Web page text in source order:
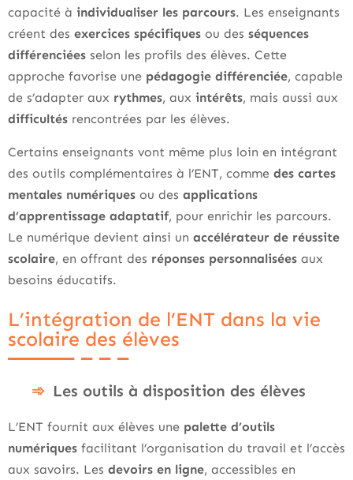
capacité à individualiser les parcours. Les enseignants
créent des exercices spécifiques ou des séquences
différenciées selon les profils des élèves. Cette
approche favorise une pédagogie différenciée, capable
de s’adapter aux rythmes, aux intérêts, mais aussi aux
difficultés rencontrées par les élèves.
Certains enseignants vont même plus loin en intégrant
des outils complémentaires à l’ENT, comme des cartes
mentales numériques ou des applications
d’apprentissage adaptatif, pour enrichir les parcours.
Le numérique devient ainsi un accélérateur de réussite
scolaire, en offrant des réponses personnalisées aux
besoins éducatifs.
L’intégration de l’ENT dans la vie
scolaire des élèves
Les outils à disposition des élèves
L’ENT fournit aux élèves une palette d’outils
numériques facilitant l’organisation du travail et l’accès
aux savoirs. Les devoirs en ligne, accessibles en